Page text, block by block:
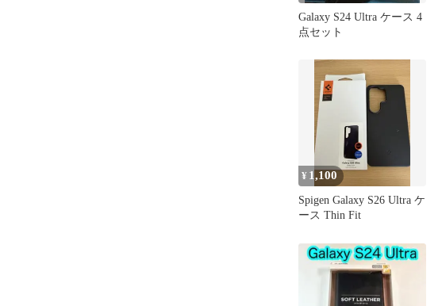
Galaxy S24 Ultra ケース 4
点セット
¥ 1,100
Spigen Galaxy S26 Ultra ケ
ース Thin Fit